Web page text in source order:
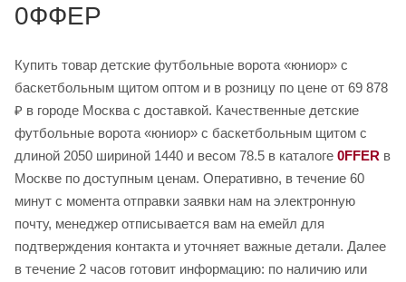
0ФФЕР
Купить товар детские футбольные ворота «юниор» с
баскетбольным щитом оптом и в розницу по цене от 69 878
₽ в городе Москва с доставкой. Качественные детские
футбольные ворота «юниор» с баскетбольным щитом с
длиной 2050 шириной 1440 и весом 78.5 в каталоге 0FFER в
Москве по доступным ценам. Оперативно, в течение 60
минут с момента отправки заявки нам на электронную
почту, менеджер отписывается вам на емейл для
подтверждения контакта и уточняет важные детали. Далее
в течение 2 часов готовит информацию: по наличию или